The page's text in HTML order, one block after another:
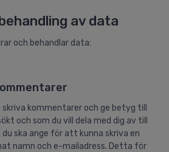
av data
och behandlar data:
skriva kommentarer och ge betyg till
och som du vill dela med dig av till
ska ange för att kunna skriva en
namn och e-mailadress. Detta för